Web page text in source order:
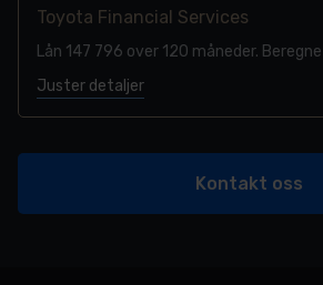
Toyota Financial Services
Lån 147 796 over 120 måneder.
Juster detaljer
Kontakt oss